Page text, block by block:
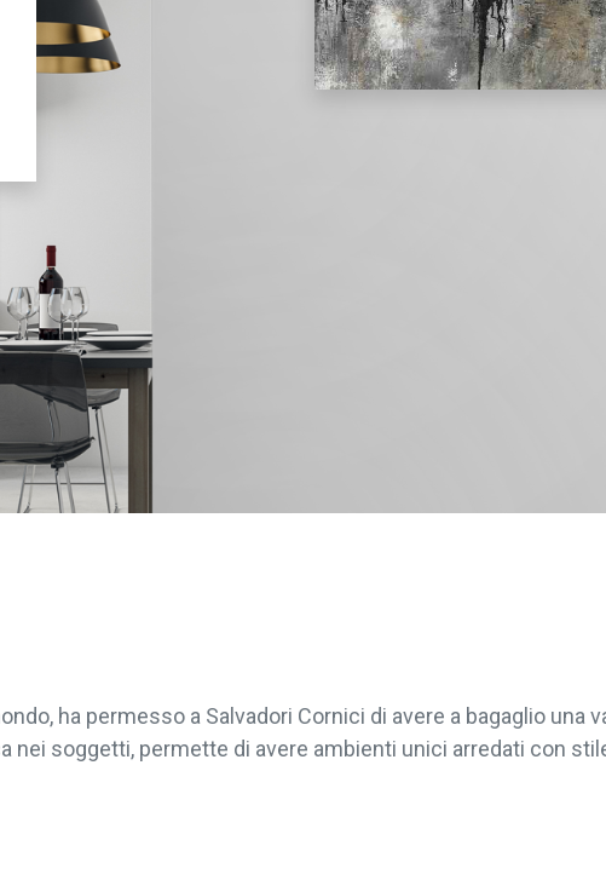
ha permesso a Salvadori Cornici di avere a bagaglio una
nei soggetti, permette di avere ambienti unici arredati con